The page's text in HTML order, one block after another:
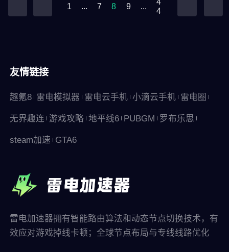
1 ... 7 8 9 ...
4
友情链接
趣氪8 雷电模拟器 雷电云手机 小滴云手机 雷电圈
无界趣连 游戏攻略 地平线6 PUBGM 罗布乐思
steam加速 GTA6
雷电加速器拥有智能路由算法和动态节点切换技术，有
效应对游戏掉线卡顿；全球节点布局与专线线路优化